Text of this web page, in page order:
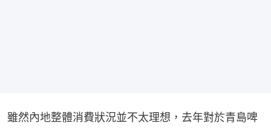
雖然內地整體消費狀況並不太理想，去年對於青島啤